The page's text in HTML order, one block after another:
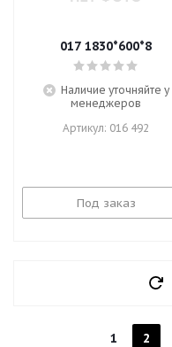
017 1830*600*8
Наличие уточняйте у
менеджеров
Артикул: 016 492
Под заказ
1 2